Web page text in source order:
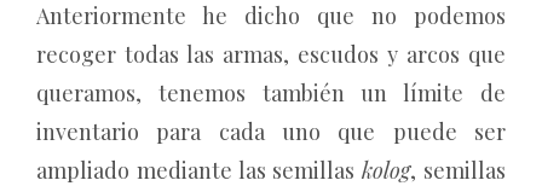
Anteriormente he dicho que no podemos
recoger todas las armas, escudos y arcos que
queramos, tenemos también un límite de
inventario para cada uno que puede ser
ampliado mediante las semillaskolog, semillas